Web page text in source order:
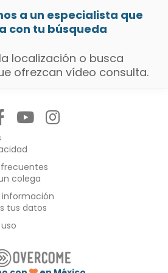
a un especialista que
con tu búsqueda
localización o busca
ofrezcan vídeo consulta.
colega
información
tus datos